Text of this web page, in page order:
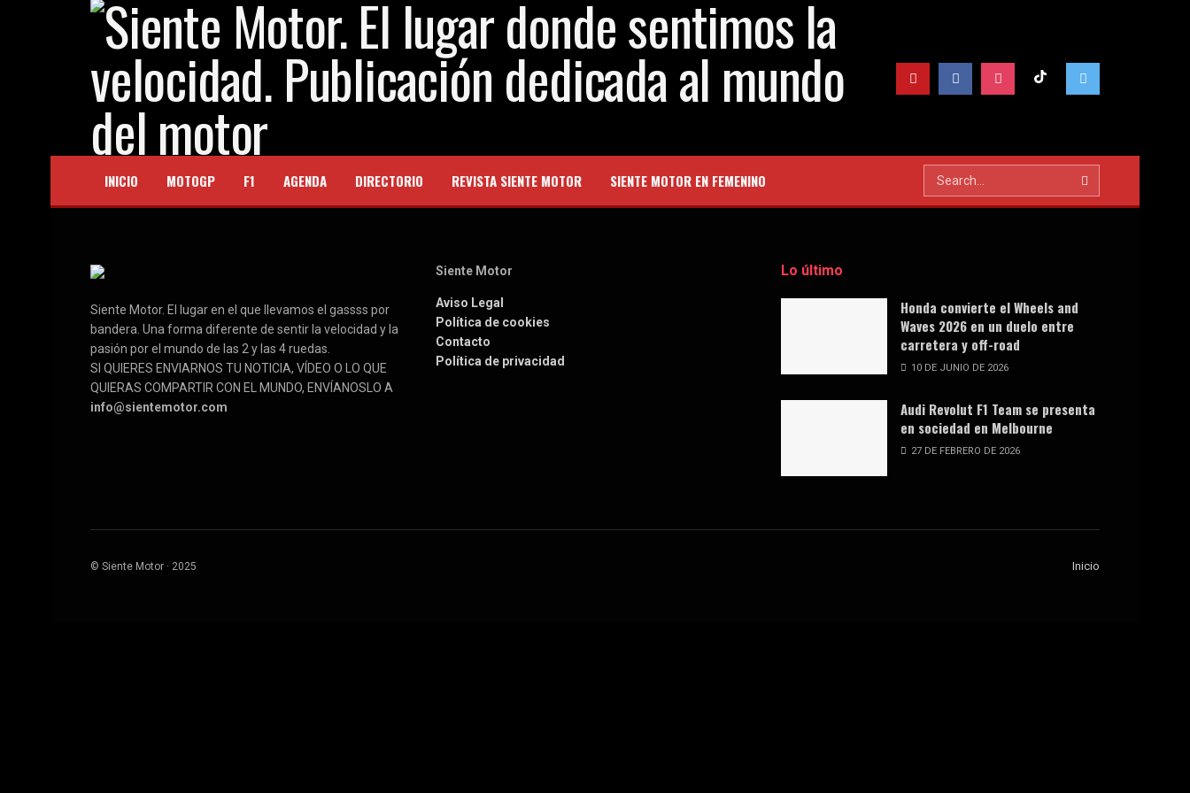
INICIO MOTOGP F1 AGENDA DIRECTORIO REVISTA SIENTE MOTOR SIENTE MOTOR EN FEMENINO
Siente Motor. El lugar en el que llevamos el gassss por
bandera. Una forma diferente de sentir la velocidad y la
pasión por el mundo de las 2 y las 4 ruedas.
SI QUIERES ENVIARNOS TU NOTICIA, VÍDEO O LO QUE
QUIERAS COMPARTIR CON EL MUNDO, ENVÍANOSLO A
info@sientemotor.com
Siente Motor
Aviso Legal
Política de cookies
Contacto
Política de privacidad
Lo último
Honda convierte el Wheels and
Waves 2026 en un duelo entre
carretera y off-road
10 DE JUNIO DE 2026
Audi Revolut F1 Team se presenta
en sociedad en Melbourne
27 DE FEBRERO DE 2026
Inicio
© Siente Motor · 2025